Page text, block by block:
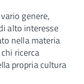
genere,
alto interesse
nella materia
ricerca
propria cultura